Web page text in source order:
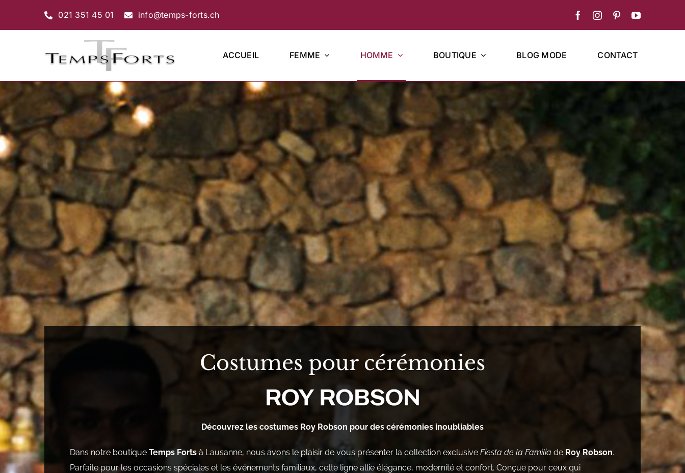
021 351 45 01 info@temps-forts.ch
ACCUEIL FEMME HOMME BOUTIQUE BLOG MODE CONTACT
Costumes pour cérémonies
Découvrez les costumes Roy Robson pour des cérémonies inoubliables
Dans notre boutique Temps Fortsà Lausanne, nous avons le plaisir de vous présenter la collection exclusive Fiesta de la Familia de Roy Robson.
Parfaite pour les occasions spéciales et les événements familiaux, cette ligne allie élégance, modernité et confort. Conçue pour ceux qui